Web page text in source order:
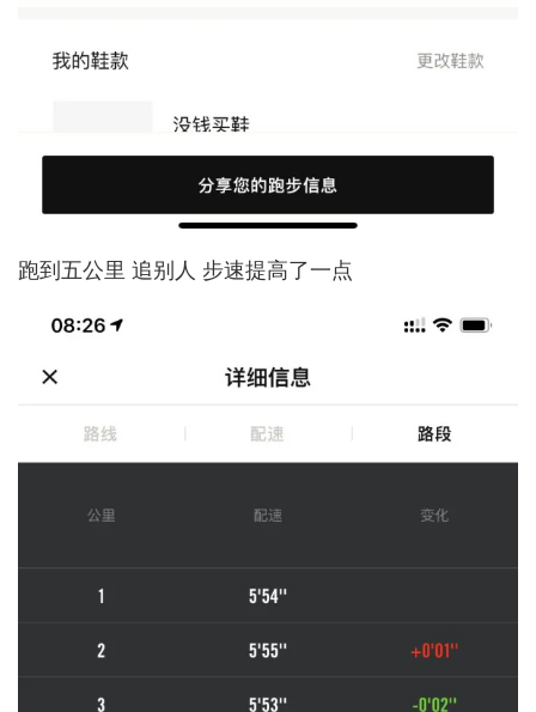
跑到五公里 追别人 步速提高了一点